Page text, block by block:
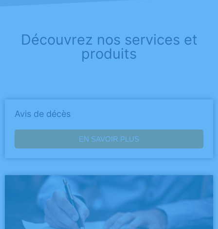
Découvrez nos services et
produits
Avis de décès
EN SAVOIR PLUS